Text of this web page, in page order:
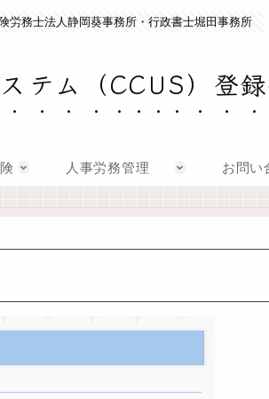
労務士法人静岡葵事務所・行政書士堀田事務所
テム（CCUS）登
人事労務管理 お問い